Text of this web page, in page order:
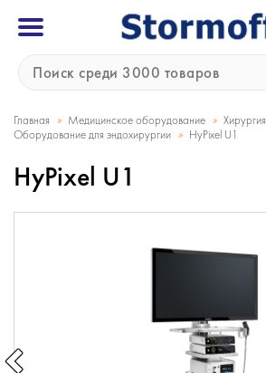
Главная » Медицинское оборудование » Хирургия
Оборудование для эндохирургии » HyPixel U1
HyPixel U1